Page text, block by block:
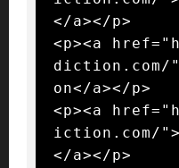
</a></p>
<p><a
diction.com/
on</a></p>
<p><a
iction.com/
</a></p>